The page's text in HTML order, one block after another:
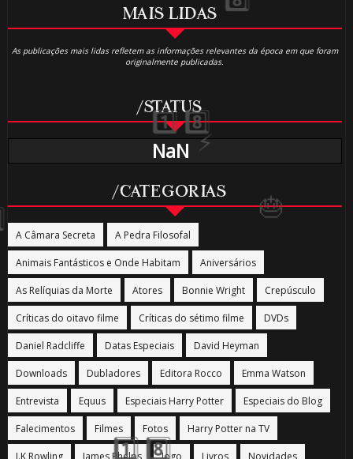
MAIS LIDAS
As publicações mais lidas refletem as informações relevantes da época em que foram
originalmente publicadas.
/STATUS
NaN
/CATEGORIAS
A Câmara Secreta A Pedra Filosofal
Animais Fantásticos e Onde Habitam Aniversários
As Relíquias da Morte Atores Bonnie Wright Crepúsculo
Críticas do oitavo filme Críticas do sétimo filme DVDs
Daniel Radcliffe Datas Especiais David Heyman
Downloads Dubladores Editora Rocco Emma Watson
Entrevista Equus Especiais Harry Potter Especiais do Blog
Falecimentos Filmes Fotos Harry Potter na TV
🎈